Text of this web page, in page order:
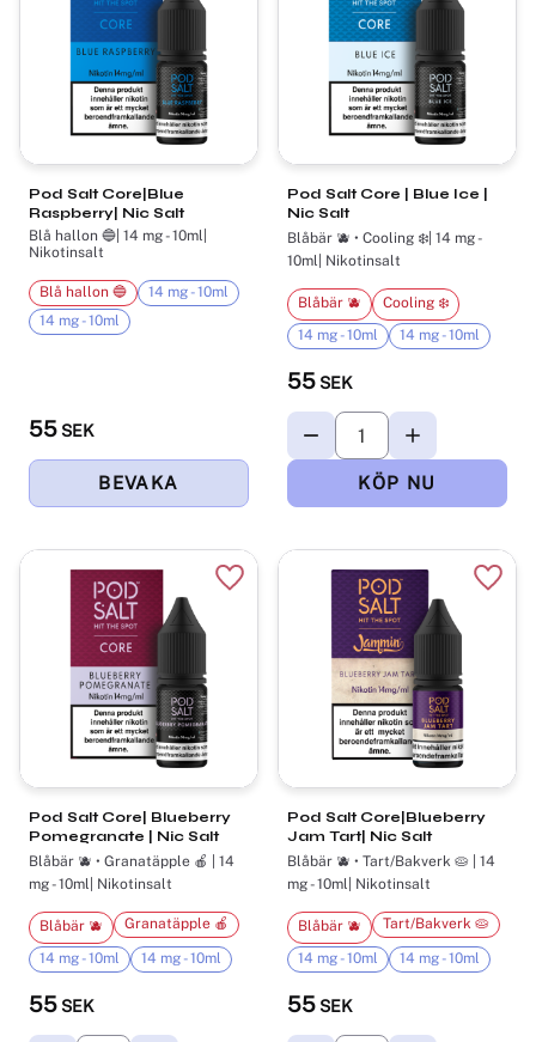
Pod Salt Core|Blue
Raspberry| Nic Salt
Blå hallon 🔵| 14 mg - 10ml|
Nikotinsalt
55 SEK
Blå hallon 🔵
14 mg - 10ml
14 mg - 10ml
Pod Salt Core | Blue Ice |
Nic Salt
Blåbär 🫐 • Cooling ❄️| 14 mg -
10ml| Nikotinsalt
55 SEK
Blåbär 🫐
Cooling ❄️
14 mg - 10ml
14 mg - 10ml
Pod Salt Core| Blueberry
Pomegranate | Nic Salt
Blåbär 🫐 • Granatäpple 🍎 | 14
mg - 10ml| Nikotinsalt
55 SEK
Blåbär 🫐 Granatäpple 🍎
14 mg - 10ml 14 mg - 10ml
Lägg till i favoriter
Pod Salt Core|Blueberry
Jam Tart| Nic Salt
Blåbär 🫐 • Tart/Bakverk 🥧 | 14
mg - 10ml| Nikotinsalt
55 SEK
Blåbär 🫐 Tart/Bakverk 🥧
14 mg - 10ml 14 mg - 10ml